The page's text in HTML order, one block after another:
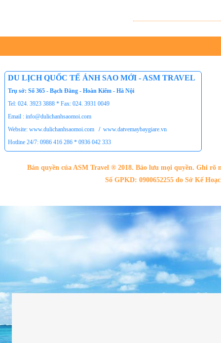
DU LỊCH QUỐC TẾ ÁNH SAO MỚI - ASM TRAVEL
Trụ sở: Số 365 - Bạch Đằng - Hoàn Kiếm - Hà Nội
Tel: 024. 3923 3888 * Fax: 024. 3931 0049
Email : info@dulichanhsaomoi.com
Website: www.dulichanhsaomoi.com
/ www.datvemaybaygiare.vn
Hotline 24/7: 0986 416 286 * 0936 042 333
Bản quyền của ASM Travel ® 2018. Bảo lưu mọi quyền. Ghi
Số GPKD: 0900652255 do Sở Kế